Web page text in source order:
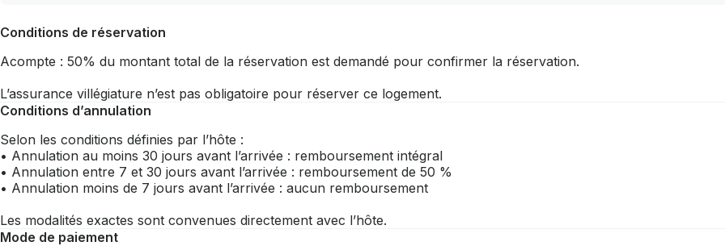
Conditions de réservation
Acompte : 50% du montant total de la réservation est demandé pour confirmer la réservation.
L’assurance villégiature n’est pas obligatoire pour réserver ce logement.
Conditions d’annulation
Selon les conditions définies par l’hôte :
• Annulation au moins 30 jours avant l’arrivée : remboursement intégral
• Annulation entre 7 et 30 jours avant l’arrivée : remboursement de 50 %
• Annulation moins de 7 jours avant l’arrivée : aucun remboursement
Les modalités exactes sont convenues directement avec l’hôte.
Mode de paiement